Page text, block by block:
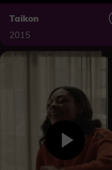
Taikon
2015